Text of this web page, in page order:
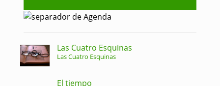
Las Cuatro Esquinas
Las Cuatro Esquinas
El tiempo